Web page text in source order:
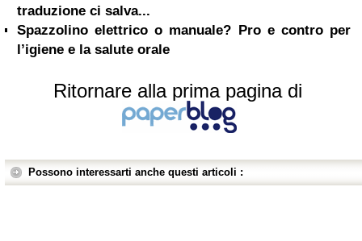
traduzione ci salva...
Spazzolino elettrico o manuale? Pro e contro per
l’igiene e la salute orale
Ritornare alla prima pagina di
Possono interessarti anche questi articoli :